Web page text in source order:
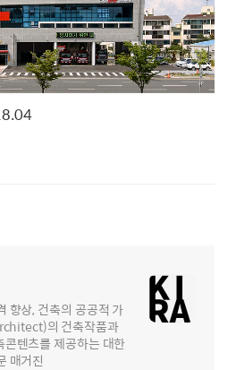
향상, 건축의 공공적 가
의 건축작품과
텐츠를 제공하는 대한
매거진